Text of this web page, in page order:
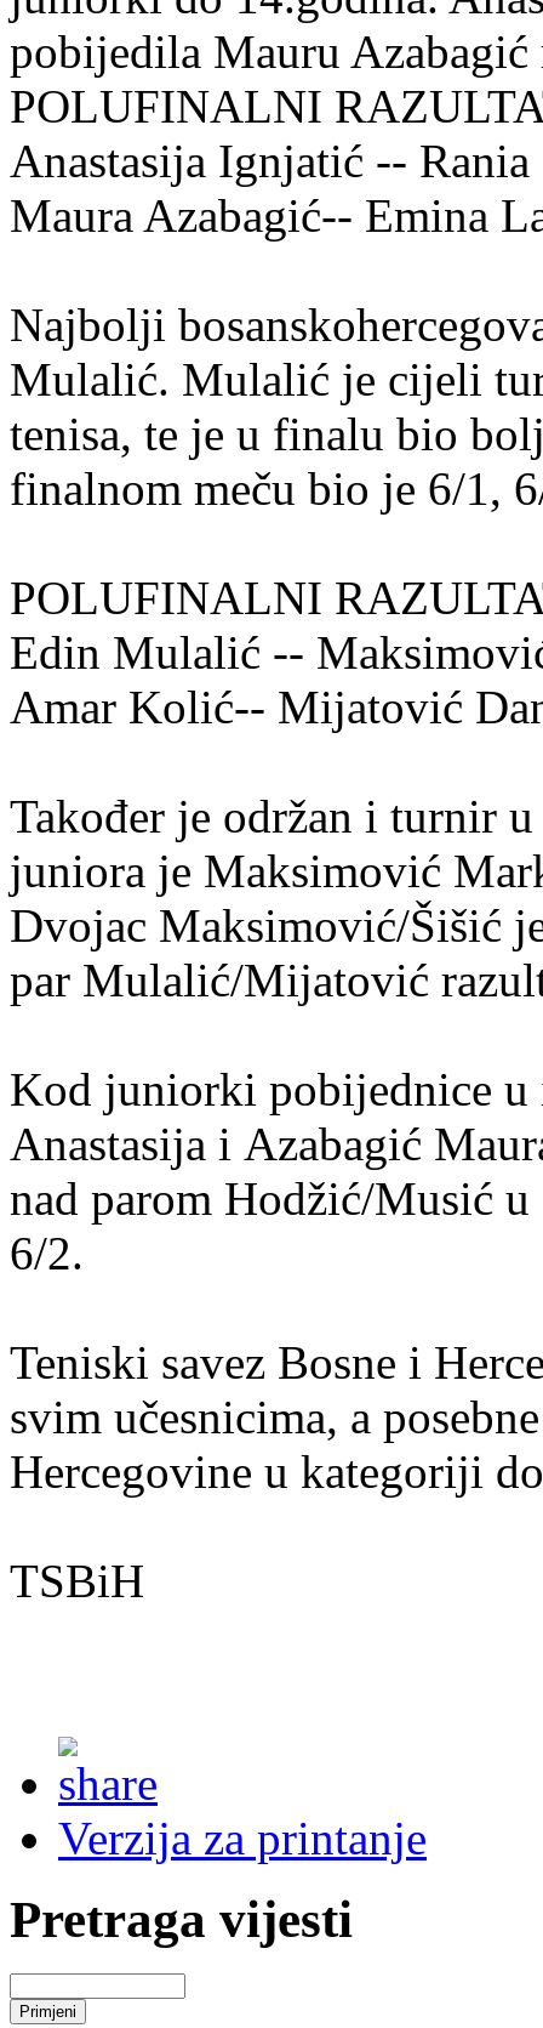
pobijedila Mauru
POLUFINALNI
Anastasija Ignjatić --
Maura Azabagić-- Emina
Najbolji
Mulalić. Mulalić je cijeli
tenisa, te je u finalu bio
finalnom meču bio je 6/1,
POLUFINALNI
Edin Mulalić --
Amar Kolić-- Mijatović
Također je održan i turnir
juniora je Maksimović
Dvojac Maksimović/Šišić
par Mulalić/Mijatović
Kod juniorki pobijednice
Anastasija i Azabagić
nad parom Hodžić/Musić
6/2.
Teniski savez Bosne i
svim učesnicima, a
Hercegovine u kategoriji
TSBiH
Verzija za printanje
Pretraga vijesti